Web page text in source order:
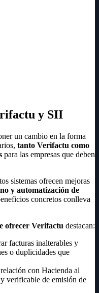
y SII
un cambio en la forma
tanto Verifactu como
para las empresas que deben
sistemas ofrecen mejoras
y automatización de
concretos conlleva
ofrecer Verifactu destacan:
facturas inalterables y
o duplicidades que
con Hacienda al
verificable de emisión de